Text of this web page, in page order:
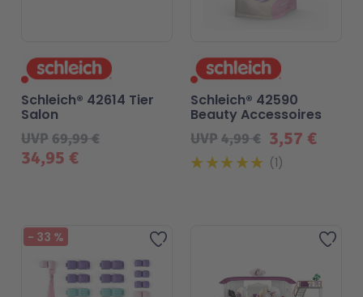
34,95 €
UVP69,99 €
Schleich® 42614 Tier
Salon
3,57 €
UVP4,99 €
Schleich® 42590
Beauty Accessoires
1
Zur Wunschliste hinzufügen
- 33 %
Beliebt Zur